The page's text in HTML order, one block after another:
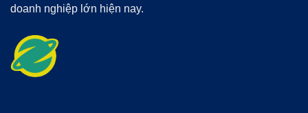
doanh nghiệp lớn hiện nay.